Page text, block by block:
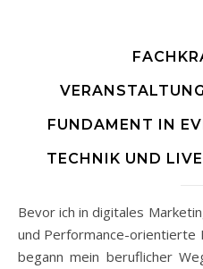
FUNDAMENT IN
TECHNIK UND
Bevor ich in digitales Marketing, Content, Creative Strategy
und Performance-orientierte
begann mein beruflicher